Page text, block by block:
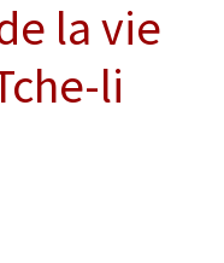
la vie
li